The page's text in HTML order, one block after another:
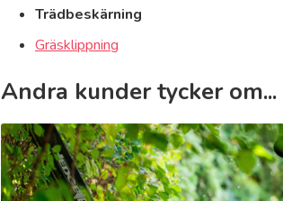
Trädbeskärning
Gräsklippning
Andra kunder tycker om...